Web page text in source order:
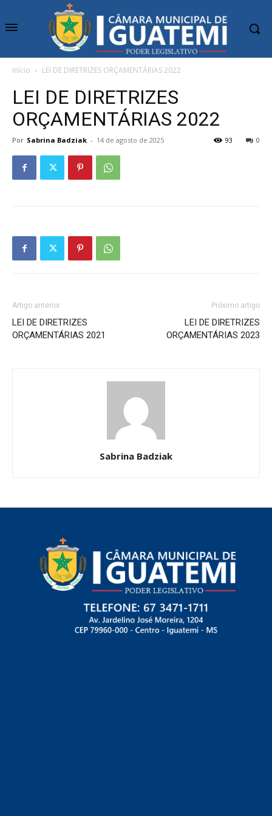
Início LEI DE DIRETRIZES ORÇAMENTÁRIAS 2022
LEI DE DIRETRIZES
ORÇAMENTÁRIAS 2022
Por Sabrina Badziak - 14 de agosto de 2025 0
93
Artigo anterior
LEI DE DIRETRIZES
ORÇAMENTÁRIAS 2021
Próximo artigo
LEI DE DIRETRIZES
ORÇAMENTÁRIAS 2023
Sabrina Badziak